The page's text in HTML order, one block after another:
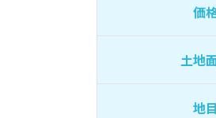
価
土地
地目